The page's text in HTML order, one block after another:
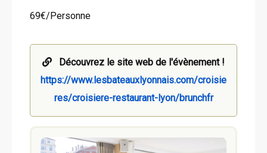
69€/Personne
Découvrez le site web de l'évènement !
https://www.lesbateauxlyonnais.com/croisie
res/croisiere-restaurant-lyon/brunchfr